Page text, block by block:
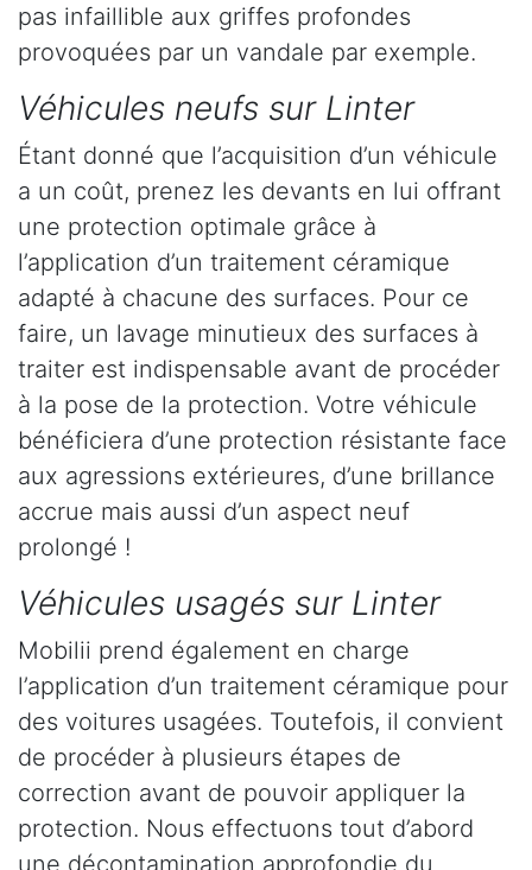
pas infaillible aux griffes profondes
provoquées par un vandale par exemple.
Véhicules neufs sur Linter
Étant donné que l’acquisition d’un véhicule
a un coût, prenez les devants en lui offrant
une protection optimale grâce à
l’application d’un traitement céramique
adapté à chacune des surfaces. Pour ce
faire, un lavage minutieux des surfaces à
traiter est indispensable avant de procéder
à la pose de la protection. Votre véhicule
bénéficiera d’une protection résistante face
aux agressions extérieures, d’une brillance
accrue mais aussi d’un aspect neuf
prolongé !
Véhicules usagés sur Linter
Mobilii prend également en charge
l’application d’un traitement céramique pour
des voitures usagées. Toutefois, il convient
de procéder à plusieurs étapes de
correction avant de pouvoir appliquer la
protection. Nous effectuons tout d’abord